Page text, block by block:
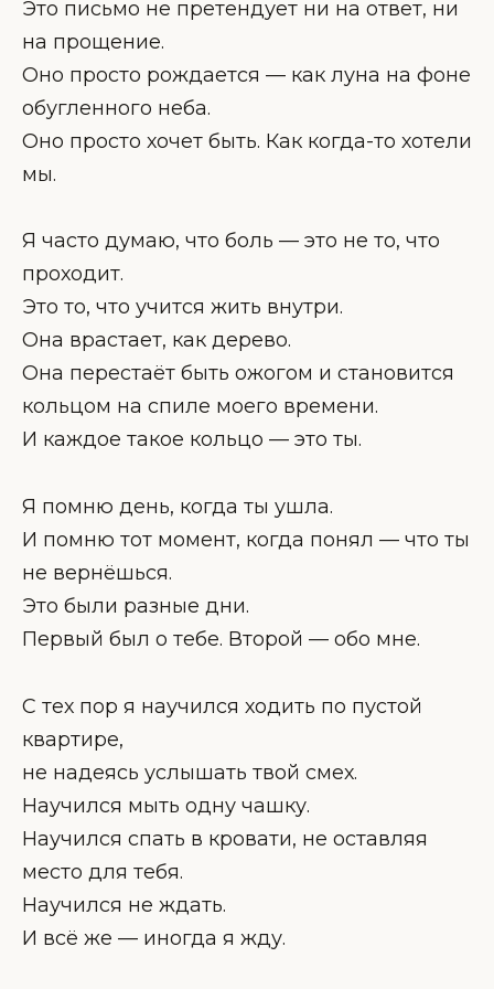
Это письмо не претендует ни на ответ, ни
на прощение.
Оно просто рождается — как луна на фоне
обугленного неба.
Оно просто хочет быть. Как когда-то хотели
мы.
Я часто думаю, что боль — это не то, что
проходит.
Это то, что учится жить внутри.
Она врастает, как дерево.
Она перестаёт быть ожогом и становится
кольцом на спиле моего времени.
И каждое такое кольцо — это ты.
Я помню день, когда ты ушла.
И помню тот момент, когда понял — что ты
не вернёшься.
Это были разные дни.
Первый был о тебе. Второй — обо мне.
С тех пор я научился ходить по пустой
квартире,
не надеясь услышать твой смех.
Научился мыть одну чашку.
Научился спать в кровати, не оставляя
место для тебя.
Научился не ждать.
И всё же — иногда я жду.